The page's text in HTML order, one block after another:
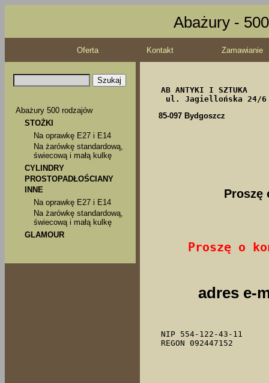
Abażury -
Oferta Kontakt Zamawianie
Abażury 500 rodzajów
STOŻKI
Na oprawkę E27 i E14
Na żarówkę standardową,
świecową i małą kulkę
CYLINDRY
PROSTOPADŁOŚCIANY
INNE
Na oprawkę E27 i E14
Na żarówkę standardową,
świecową i małą kulkę
GLAMOUR
AB ANTYKI I SZTUKA
ul. Jagiellońska 24/
85-097 Bydgoszcz
Proszę
Proszę o
adres e-
NIP 554-122-43-11
REGON 092447152